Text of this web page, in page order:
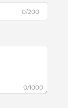
0/200
0/1000